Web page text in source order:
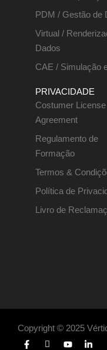
PDM / Gestão de
Virtual /
Dados
CAE / Simulação
PRIVACIDADE
Costumer License
Agreement
Regulamento de
Formação
Termos &
Política de
Livro de
Copyright © 2025